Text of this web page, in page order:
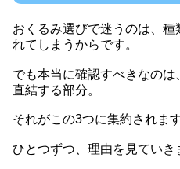
おくるみ選びで迷うのは、
れてしまうからです。
でも本当に確認すべきなの
直結する部分。
それがこの3つに集約されます
ひとつずつ、理由を見ていき